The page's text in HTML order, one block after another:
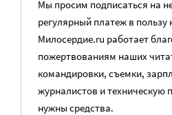
Мы просим подписаться на
регулярный платеж в пользу
Милосердие.ru работает
пожертвованиям наших
командировки, съемки,
журналистов и техническую
нужны средства.